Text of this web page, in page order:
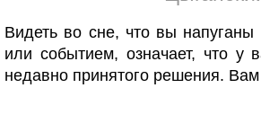
Видеть во сне, что вы
или событием, означает, что у
недавно принятого решения.